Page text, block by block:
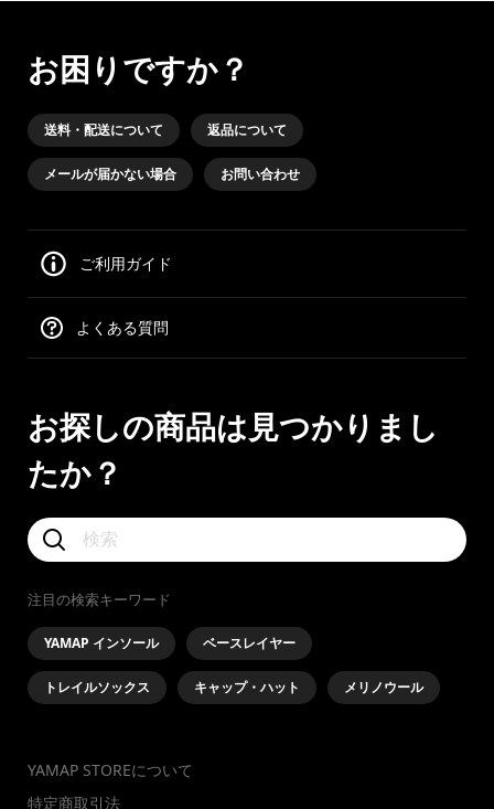
お困りですか？
送料・配送について 返品について
メールが届かない場合 お問い合わせ
ご利用ガイド
よくある質問
お探しの商品は見つかりまし
たか？
注目の検索キーワード
YAMAP インソール ベースレイヤー
トレイルソックス キャップ・ハット メリノウール
YAMAP STOREについて
特定商取引法